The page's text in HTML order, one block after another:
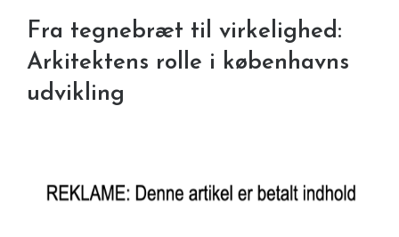
Fra tegnebræt til virkelighed:
Arkitektens rolle i københavns
udvikling